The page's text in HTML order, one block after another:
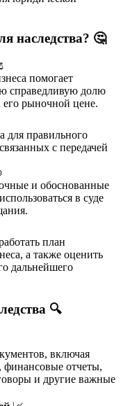
наследства? 🤔
помогает
справедливую долю
его рыночной цене.
для правильного
с передачей
и обоснованные
в суде
план
а также оценить
дальнейшего
🔍
включая
финансовые отчеты,
и другие важные